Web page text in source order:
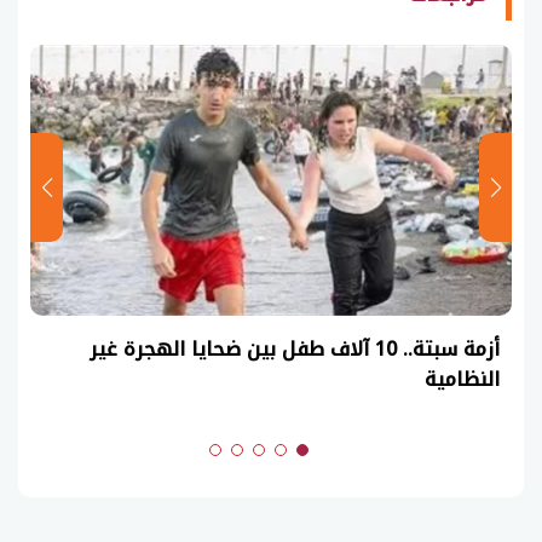
عاجل| نموذج حل امتحان أحياء ثانوية عامة 2026
(السنوات الماضية)